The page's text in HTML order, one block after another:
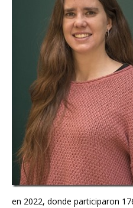
en 2022, donde participaron